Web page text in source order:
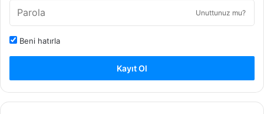
Unuttunuz mu?
Beni hatırla
Kayıt Ol